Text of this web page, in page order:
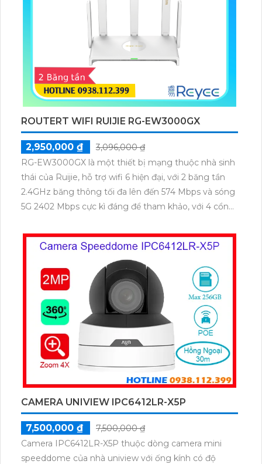
ROUTERT WIFI RUIJIE RG-EW3000GX
2,950,000 ₫
3,096,000 ₫
RG-EW3000GX là một thiết bị mạng thuộc nhà sinh
thái của Ruijie, hỗ trợ wifi 6 hiện đại, với 2 băng tần
2.4GHz băng thông tối đa lên đến 574 Mbps và sóng
5G 2402 Mbps cực kì đáng để tham khảo, với 4 cổng
trợ tối đa 60 thiết bị cùng lúc
CAMERA UNIVIEW IPC6412LR-X5P
7,500,000 ₫
7,500,000 ₫
Camera IPC6412LR-X5P thuộc dòng camera mini
speeddome của nhà uniview với ống kính có độ